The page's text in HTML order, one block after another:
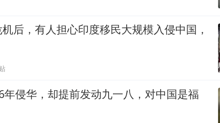
后，有人担心印度移民大规模入侵中国，
年侵华，却提前发动九一八，对中国是福